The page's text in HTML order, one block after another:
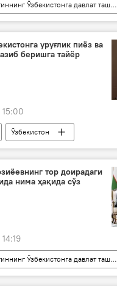
Владимир Путиннинг Ўзбекистонга давлат ташрифи - 2024 йил
Ўзбекистон
газ
уруғлик пиёз ва
беришга тайёр
Ўзбекистон
ҳамкорлик
Владимир Путиннинг Ўзбекистонга давлат ташрифи - 2024 йил
тор доирадаги
нима ҳақида сўз
Владимир Путиннинг Ўзбекистонга давлат ташрифи - 2024 йил
Ўзбекистон
Тошкент